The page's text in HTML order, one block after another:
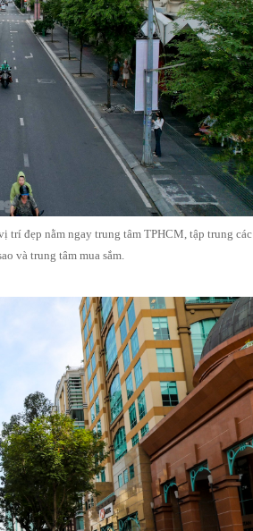
đẹp nằm ngay trung tâm TPHCM, tập trung các
và trung tâm mua sắm.